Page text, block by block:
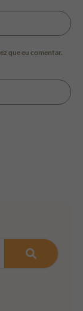
que eu comentar.